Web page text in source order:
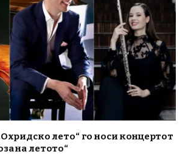
лето“ го носи концертот
на летото“